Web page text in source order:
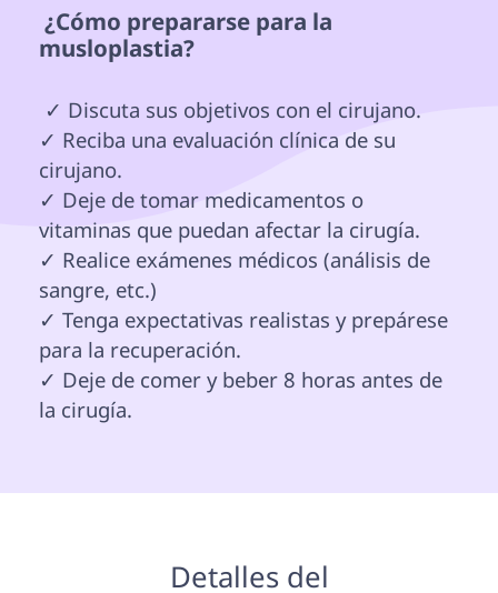
musloplastia?
✓ Reciba una evaluación clínica de su
cirujano.
✓ Deje de tomar medicamentos o
vitaminas que puedan afectar la cirugía.
✓ Realice exámenes médicos (análisis de
sangre, etc.)
✓ Tenga expectativas realistas y prepárese
para la recuperación.
✓ Deje de comer y beber 8 horas antes de
la cirugía.